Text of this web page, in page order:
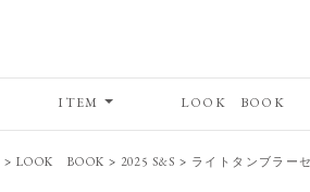
ITEM LOOK BOOK
> LOOK BOOK > 2025 S&S > ライトタンブラー